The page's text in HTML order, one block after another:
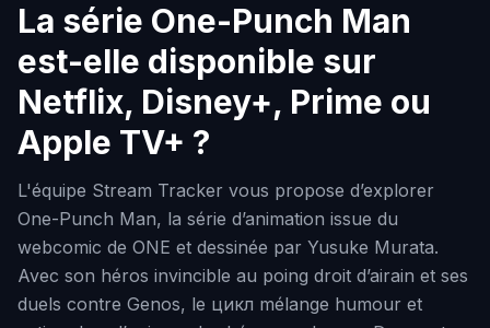
La série One-Punch Man
est-elle disponible sur
Netflix, Disney+, Prime ou
Apple TV+ ?
L'équipe Stream Tracker vous propose d’explorer
One-Punch Man, la série d’animation issue du
webcomic de ONE et dessinée par Yusuke Murata.
Avec son héros invincible au poing droit d’airain et ses
duels contre Genos, le цикл mélange humour et